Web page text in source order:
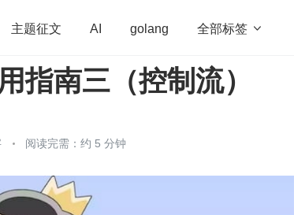
主题征文 AI golang 全部标签 
算法 学习方法 Web3.0
指南三（控制流）
阅读完需：约 5 分钟